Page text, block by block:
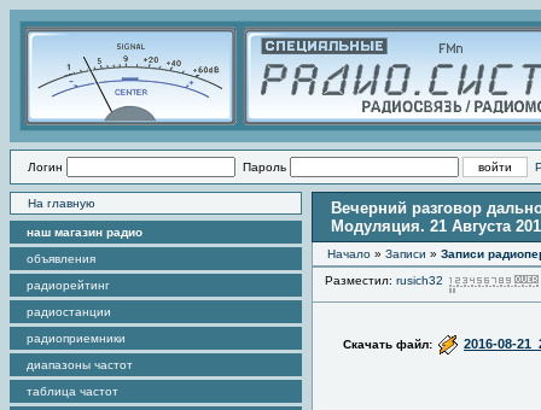
Логин Пароль
На главную
наш магазин радио
объявления
радиорейтинг
радиостанции
радиоприемники
диапазоны частот
таблица частот
Вечерний разговор
Модуляция. 21 Августа
Начало » Записи » Записи
Разместил: rusich32
Скачать файл: 2016-08-